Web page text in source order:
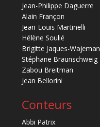
Jean-Philippe Daguerre
Alain Françon
Jean-Louis Martinelli
Hélène Soulié
Brigitte Jaques-Wajeman
Stéphane Braunschweig
Zabou Breitman
Jean Bellorini
Conteurs
Abbi Patrix